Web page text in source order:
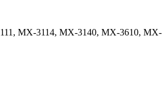
MX-3114, MX-3140, MX-3610, MX-